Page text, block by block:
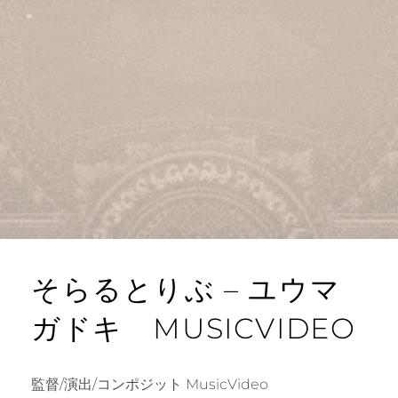
そらるとりぶ – ユウマ
ガドキ MUSICVIDEO
監督/演出/コンポジット MusicVideo